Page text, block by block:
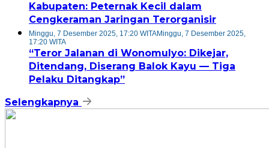
Kabupaten: Peternak Kecil dalam
Cengkeraman Jaringan Terorganisir
Minggu, 7 Desember 2025, 17:20 WITAMinggu, 7 Desember 2025,
17:20 WITA
“Teror Jalanan di Wonomulyo: Dikejar,
Ditendang, Diserang Balok Kayu — Tiga
Pelaku Ditangkap”
Selengkapnya